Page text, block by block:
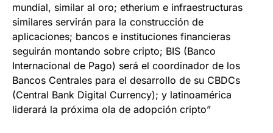
mundial, similar al oro; etherium e infraestructuras
similares servirán para la construcción de
aplicaciones; bancos e instituciones financieras
seguirán montando sobre cripto; BIS (Banco
Internacional de Pago) será el coordinador de los
Bancos Centrales para el desarrollo de su CBDCs
(Central Bank Digital Currency); y latinoamérica
liderará la próxima ola de adopción cripto”